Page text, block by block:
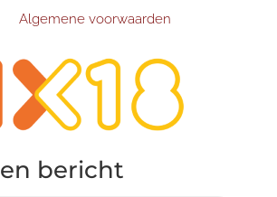
Algemene voorwaarden
bericht